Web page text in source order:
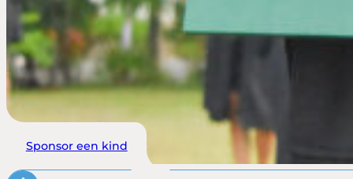
Sponsor een kind